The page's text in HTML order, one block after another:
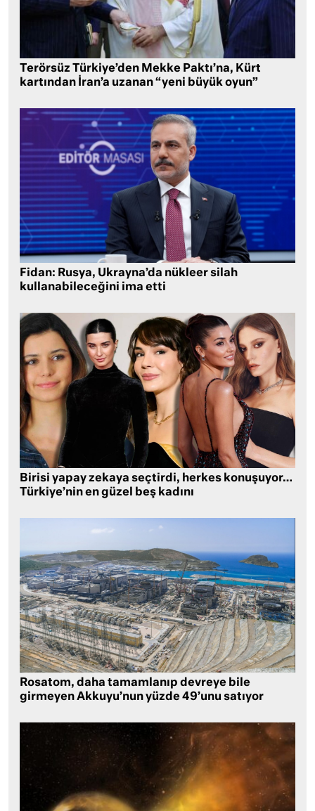
Terörsüz Türkiye’den Mekke Paktı’na, Kürt
kartından İran’a uzanan “yeni büyük oyun”
Fidan: Rusya, Ukrayna’da nükleer silah
kullanabileceğini ima etti
Birisi yapay zekaya seçtirdi, herkes konuşuyor…
Türkiye’nin en güzel beş kadını
Rosatom, daha tamamlanıp devreye bile
girmeyen Akkuyu’nun yüzde 49’unu satıyor